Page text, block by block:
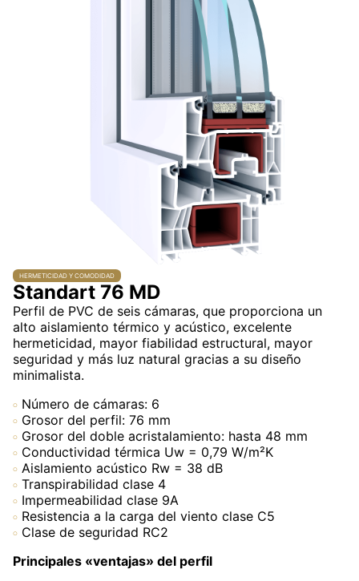
HERMETICIDAD Y COMODIDAD
Standart 76 MD
Perfil de PVC de seis cámaras, que proporciona un
alto aislamiento térmico y acústico, excelente
hermeticidad, mayor fiabilidad estructural, mayor
seguridad y más luz natural gracias a su diseño
minimalista.
Número de cámaras: 6
Grosor del perfil: 76 mm
Grosor del doble acristalamiento: hasta 48 mm
Conductividad térmica Uw = 0,79 W/m²K
Aislamiento acústico Rw = 38 dB
Transpirabilidad clase 4
Impermeabilidad clase 9A
Resistencia a la carga del viento clase C5
Clase de seguridad RC2
Principales «ventajas» del perfil